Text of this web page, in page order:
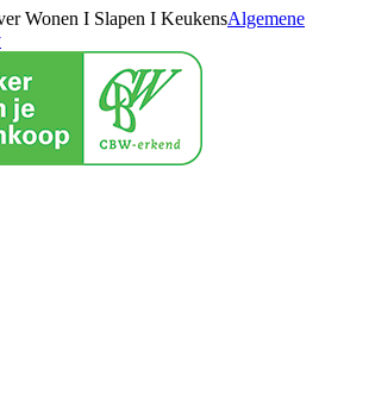
Wonen I Slapen I KeukensAlgemene